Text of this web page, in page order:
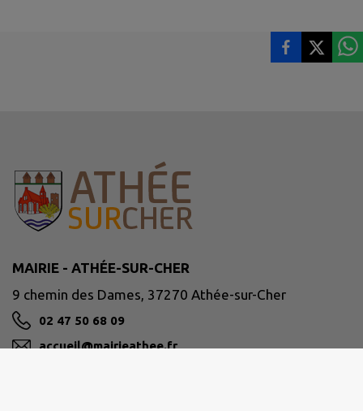
MAIRIE - ATHÉE-SUR-CHER
9 chemin des Dames, 37270 Athée-sur-Cher
02 47 50 68 09
accueil@mairieathee.fr